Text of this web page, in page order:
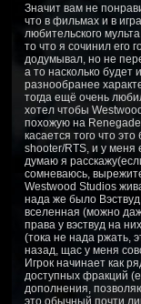
Значит вам не
что в фильмах и в
любительского
то что я сочинил его
додумывал, но не
а то насколько будет
разнообранее
тогда ещё очень
хотел чтобы
похожую на
касается того что
shooter/RTS, и у меня
думаю я
сомневаюсь,
Westwood Studios
нада же было Вэствуд
вселенная (можно
права у вэствуд на
(тока не нада ржать,
назад, щас у меня
Игрок начинает как
доступных фракций
дополнения,
это обычный почти